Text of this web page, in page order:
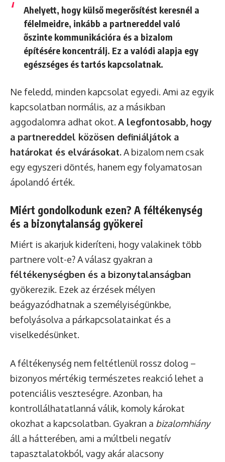
Ahelyett, hogy külső megerősítést keresnél a
félelmeidre, inkább a partnereddel való
őszinte kommunikációra és a bizalom
építésére koncentrálj. Ez a valódi alapja egy
egészséges és tartós kapcsolatnak.
Ne feledd, minden kapcsolat egyedi. Ami az egyik
kapcsolatban normális, az a másikban
aggodalomra adhat okot. A legfontosabb, hogy
a partnereddel közösen definiáljátok a
határokat és elvárásokat.A bizalom nem csak
egy egyszeri döntés, hanem egy folyamatosan
ápolandó érték.
Miért gondolkodunk ezen? A féltékenység
és a bizonytalanság gyökerei
Miért is akarjuk kideríteni, hogy valakinek több
partnere volt-e? A válasz gyakran a
féltékenységben és a bizonytalanságban
gyökerezik. Ezek az érzések mélyen
beágyazódhatnak a személyiségünkbe,
befolyásolva a párkapcsolatainkat és a
viselkedésünket.
A féltékenység nem feltétlenül rossz dolog –
bizonyos mértékig természetes reakció lehet a
potenciális veszteségre. Azonban, ha
kontrollálhatatlanná válik, komoly károkat
okozhat a kapcsolatban. Gyakran a bizalomhiány
áll a hátterében, ami a múltbeli negatív
tapasztalatokból, vagy akár alacsony